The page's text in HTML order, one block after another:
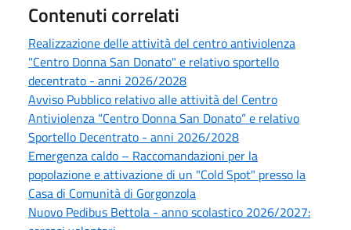
Contenuti correlati
Realizzazione delle attività del centro antiviolenza
"Centro Donna San Donato" e relativo sportello
decentrato - anni 2026/2028
Avviso Pubblico relativo alle attività del Centro
Antiviolenza “Centro Donna San Donato” e relativo
Sportello Decentrato - anni 2026/2028
Emergenza caldo – Raccomandazioni per la
popolazione e attivazione di un "Cold Spot" presso la
Casa di Comunità di Gorgonzola
Nuovo Pedibus Bettola - anno scolastico 2026/2027: